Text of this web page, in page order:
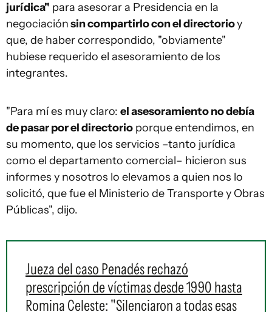
jurídica" para asesorar a Presidencia en la
negociaciónsin compartirlo con el directorioy
que, de haber correspondido, "obviamente"
hubiese requerido el asesoramiento de los
integrantes.
"Para mí es muy claro: el asesoramiento no debía
de pasar por el directorio porque entendimos, en
su momento, que los servicios –tanto jurídica
como el departamento comercial– hicieron sus
informes y nosotros lo elevamos a quien nos lo
solicitó, que fue el Ministerio de Transporte y Obras
Públicas", dijo.
Jueza del caso Penadés rechazó
prescripción de víctimas desde 1990 hasta
Romina Celeste: "Silenciaron a todas esas